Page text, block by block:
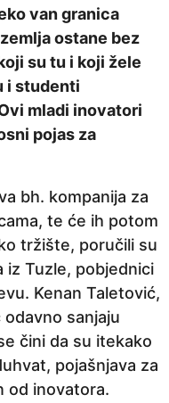
van granica
ostane bez
su tu i koji žele
i studenti
mladi inovatori
pojas za
bh. kompanija za
te će ih potom
tržište, poručili su
Tuzle, pobjednici
Kenan Taletović,
odavno sanjaju
čini da su itekako
pojašnjava za
od inovatora.